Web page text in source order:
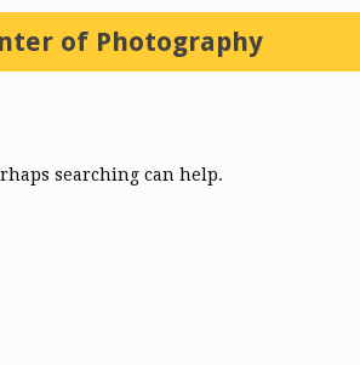
of Photography
searching can help.